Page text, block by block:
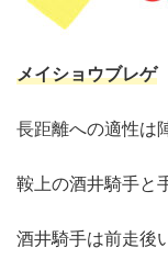
メイショウブレゲ
長距離への適性は
鞍上の酒井騎手と
酒井騎手は前走後